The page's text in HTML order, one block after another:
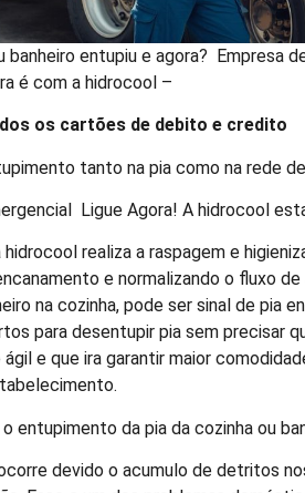
banheiro entupiu e agora? Empresa
é com a hidrocool –
os cartões de debito e credito
tanto na pia como na rede
Ligue Agora! A hidrocool
realiza a raspagem e
e normalizando o fluxo
na cozinha, pode ser sinal de pia
para desentupir pia sem precisar
e que ira garantir maior
da pia da cozinha ou
devido o acumulo de detritos